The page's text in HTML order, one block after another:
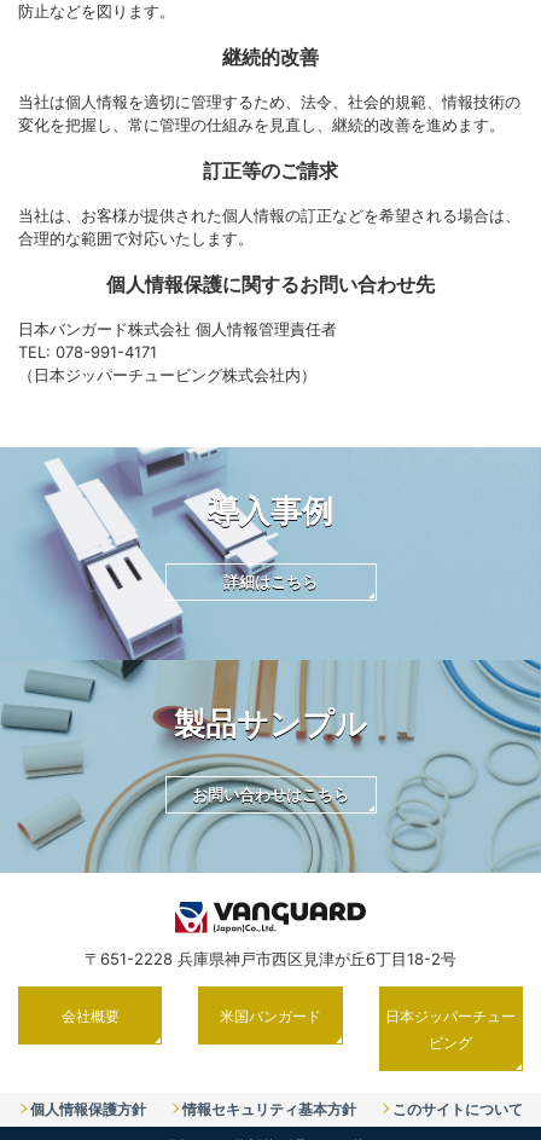
防止などを図ります。
継続的改善
当社は個人情報を適切に管理するため、法令、社会的規範、情報技術の
変化を把握し、常に管理の仕組みを見直し、継続的改善を進めます。
訂正等のご請求
当社は、お客様が提供された個人情報の訂正などを希望される場合は、
合理的な範囲で対応いたします。
個人情報保護に関するお問い合わせ先
日本バンガード株式会社 個人情報管理責任者
TEL: 078-991-4171
（日本ジッパーチュービング株式会社内）
導入事例
詳細はこちら
製品サンプル
お問い合わせはこちら
〒651-2228 兵庫県神戸市西区見津が丘6丁目18-2号
会社概要 米国バンガード
日本ジッパーチュー
ビング
個人情報保護方針 情報セキュリティ基本方針 このサイトについて